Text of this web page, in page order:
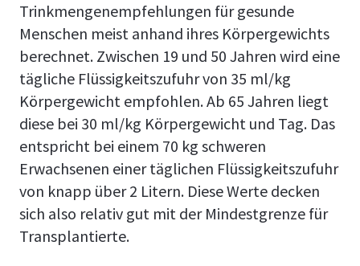
Trinkmengenempfehlungen für gesunde
Menschen meist anhand ihres Körpergewichts
berechnet. Zwischen 19 und 50 Jahren wird eine
tägliche Flüssigkeitszufuhr von 35 ml/kg
Körpergewicht empfohlen. Ab 65 Jahren liegt
diese bei 30 ml/kg Körpergewicht und Tag. Das
entspricht bei einem 70 kg schweren
Erwachsenen einer täglichen Flüssigkeitszufuhr
von knapp über 2 Litern. Diese Werte decken
sich also relativ gut mit der Mindestgrenze für
Transplantierte.